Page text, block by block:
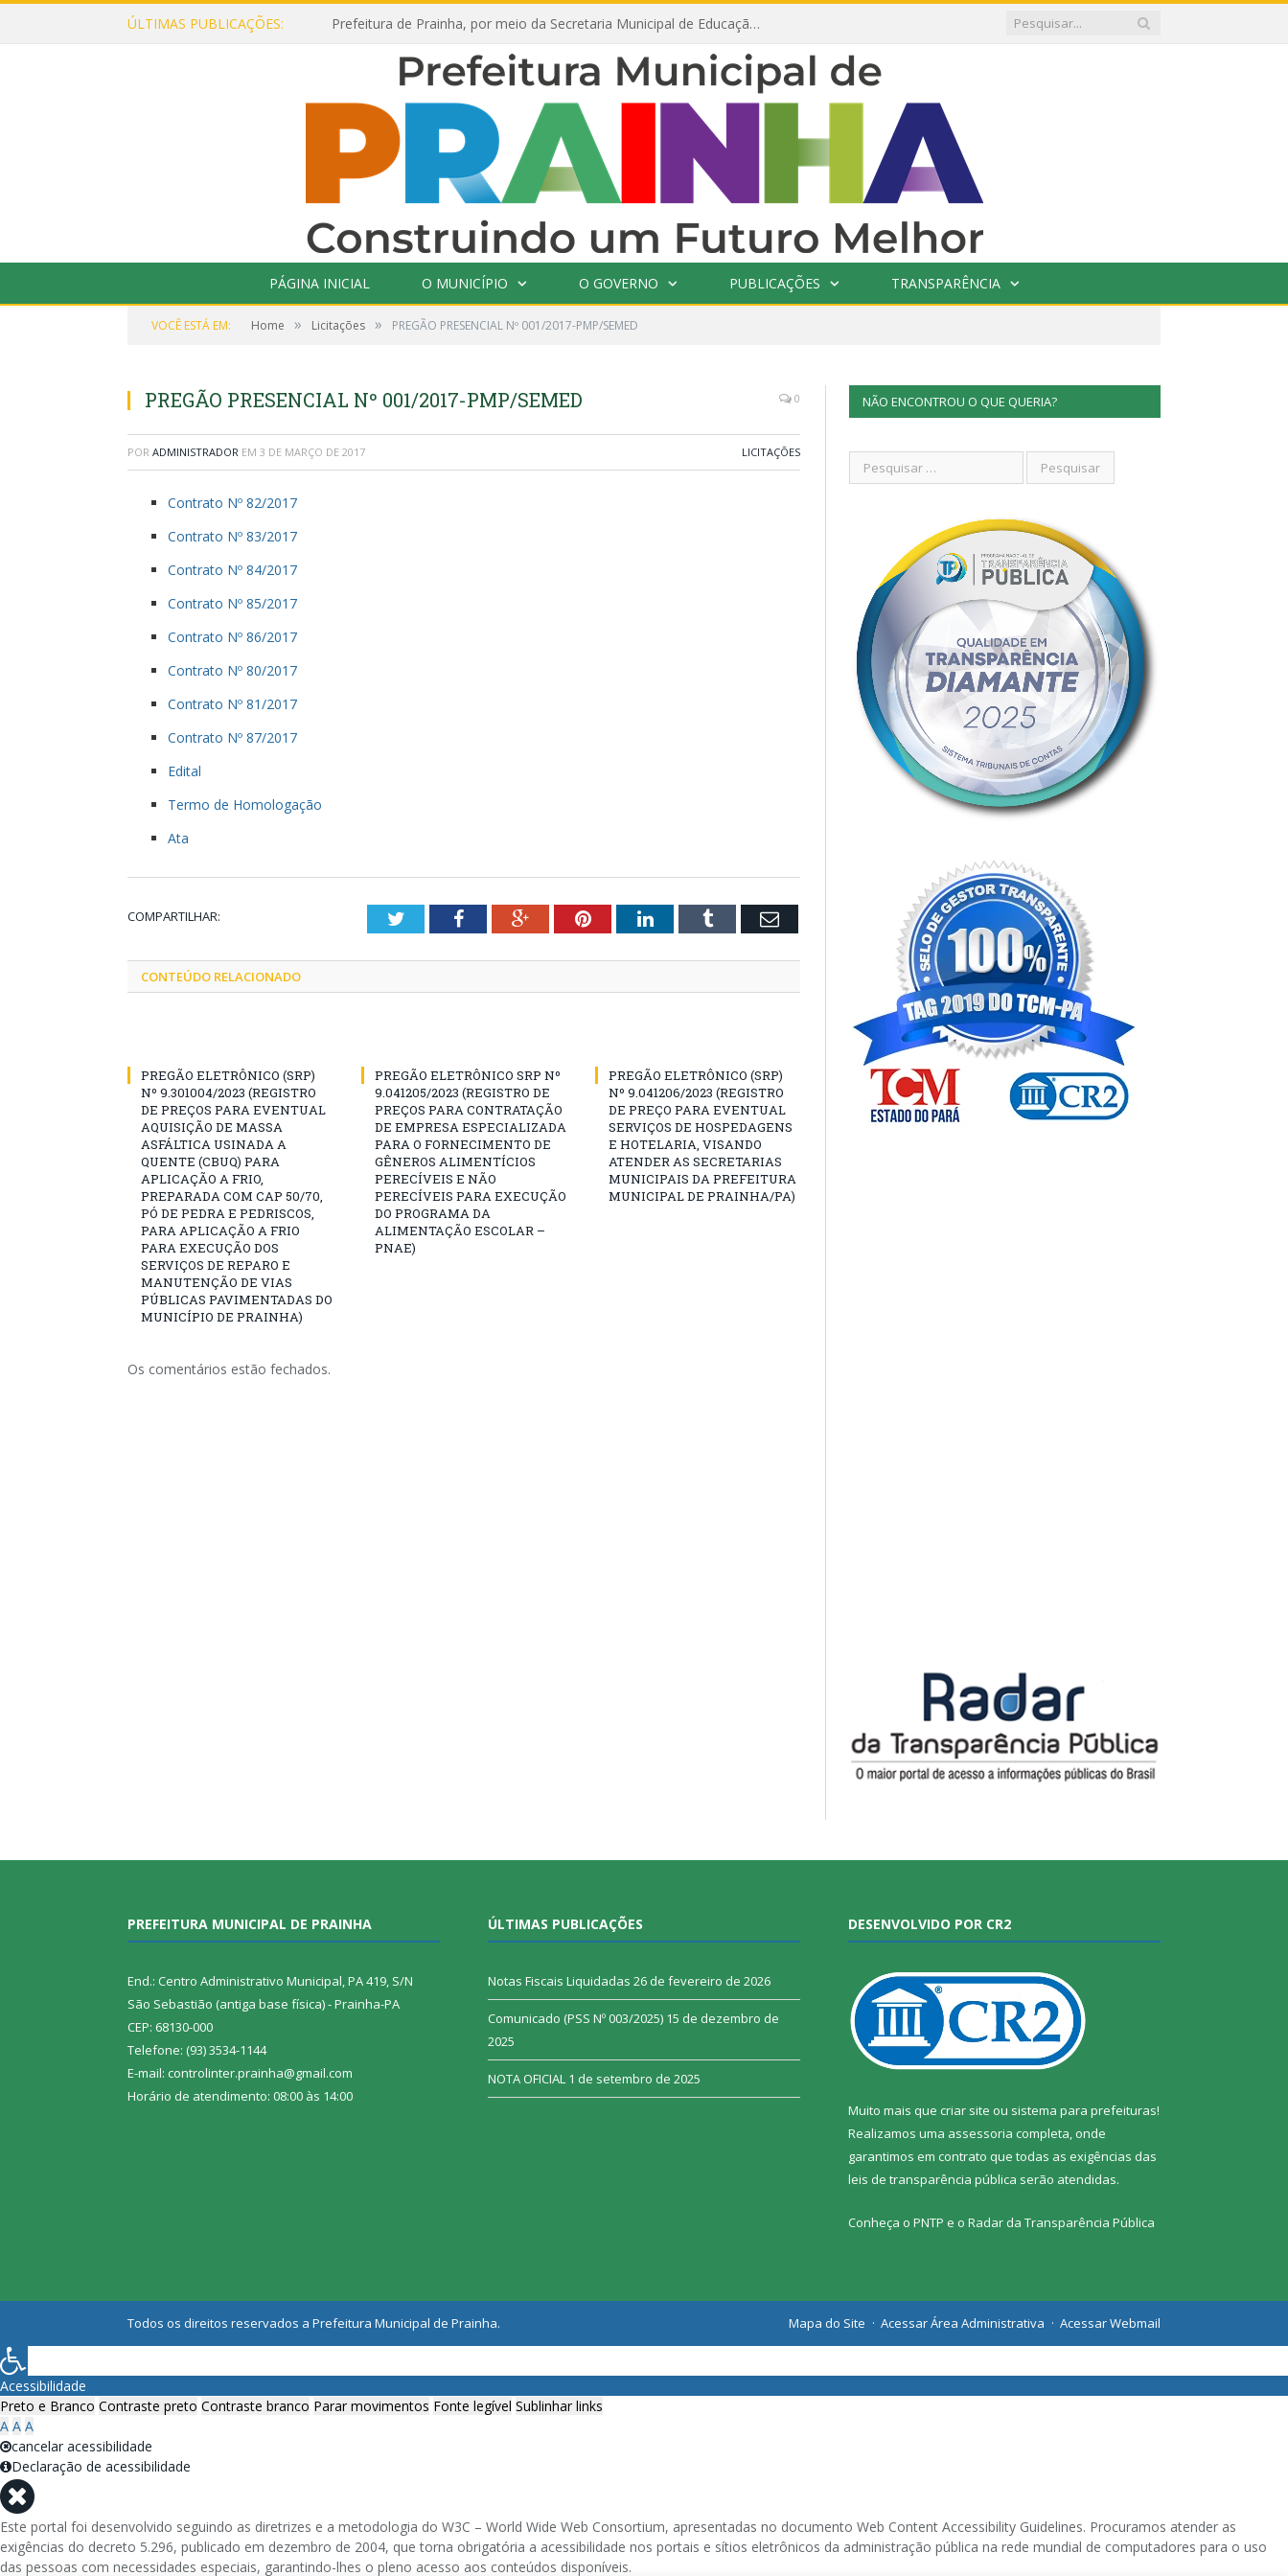
ÚLTIMAS PUBLICAÇÕES: Prefeitura de Prainha, por meio da Secretaria Municipal de Educação, abre 354 vagas na área da Educação para 2025 com processo seletivo simplificado
PÁGINA INICIAL O MUNICÍPIO O GOVERNO PUBLICAÇÕES TRANSPARÊNCIA
VOCÊ ESTÁ EM: Home » Licitações » PREGÃO PRESENCIAL Nº 001/2017-PMP/SEMED
PREGÃO PRESENCIAL Nº 001/2017-PMP/SEMED 0
POR ADMINISTRADOR EM 3 DE MARÇO DE 2017 LICITAÇÕES
Contrato Nº 82/2017
Contrato Nº 83/2017
Contrato Nº 84/2017
Contrato Nº 85/2017
Contrato Nº 86/2017
Contrato Nº 80/2017
Contrato Nº 81/2017
Contrato Nº 87/2017
Edital
Termo de Homologação
Ata
COMPARTILHAR: TwitterFacebookGoogle+PinterestLinkedInTumblr Email
CONTEÚDO RELACIONADO
PREGÃO ELETRÔNICO (SRP)
Nº 9.301004/2023 (REGISTRO
DE PREÇOS PARA EVENTUAL
AQUISIÇÃO DE MASSA
ASFÁLTICA USINADA A
QUENTE (CBUQ) PARA
APLICAÇÃO A FRIO,
PREPARADA COM CAP 50/70,
PÓ DE PEDRA E PEDRISCOS,
PARA APLICAÇÃO A FRIO
PARA EXECUÇÃO DOS
SERVIÇOS DE REPARO E
MANUTENÇÃO DE VIAS
PÚBLICAS PAVIMENTADAS DO
MUNICÍPIO DE PRAINHA)
PREGÃO ELETRÔNICO SRP Nº
9.041205/2023 (REGISTRO DE
PREÇOS PARA CONTRATAÇÃO
DE EMPRESA ESPECIALIZADA
PARA O FORNECIMENTO DE
GÊNEROS ALIMENTÍCIOS
PERECÍVEIS E NÃO
PERECÍVEIS PARA EXECUÇÃO
DO PROGRAMA DA
ALIMENTAÇÃO ESCOLAR –
PNAE)
PREGÃO ELETRÔNICO (SRP)
Nº 9.041206/2023 (REGISTRO
DE PREÇO PARA EVENTUAL
SERVIÇOS DE HOSPEDAGENS
E HOTELARIA, VISANDO
ATENDER AS SECRETARIAS
MUNICIPAIS DA PREFEITURA
MUNICIPAL DE PRAINHA/PA)
Os comentários estão fechados.
NÃO ENCONTROU O QUE QUERIA?
PREFEITURA MUNICIPAL DE PRAINHA
End.: Centro Administrativo Municipal, PA 419, S/N
São Sebastião (antiga base física) - Prainha-PA
CEP: 68130-000
Telefone: (93) 3534-1144
E-mail: controlinter.prainha@gmail.com
Horário de atendimento: 08:00 às 14:00
ÚLTIMAS PUBLICAÇÕES
Notas Fiscais Liquidadas 26 de fevereiro de 2026
Comunicado (PSS Nº 003/2025) 15 de dezembro de
2025
NOTA OFICIAL 1 de setembro de 2025
DESENVOLVIDO POR CR2
Muito mais que criar site ou sistema para prefeituras!
Realizamos uma assessoria completa, onde
garantimos em contrato que todas as exigências das
leis de transparência pública serão atendidas.
Conheça o PNTP e o Radar da Transparência Pública
Todos os direitos reservados a Prefeitura Municipal de Prainha. Mapa do Site Acessar Área Administrativa Acessar Webmail
Acessibilidade
Preto e Branco Contraste preto Contraste branco Parar movimentos Fonte legível Sublinhar links
A A A
cancelar acessibilidade
Declaração de acessibilidade
Este portal foi desenvolvido seguindo as diretrizes e a metodologia do W3C – World Wide Web Consortium, apresentadas no documento Web Content Accessibility Guidelines. Procuramos atender as
exigências do decreto 5.296, publicado em dezembro de 2004, que torna obrigatória a acessibilidade nos portais e sítios eletrônicos da administração pública na rede mundial de computadores para o uso
das pessoas com necessidades especiais, garantindo-lhes o pleno acesso aos conteúdos disponíveis.